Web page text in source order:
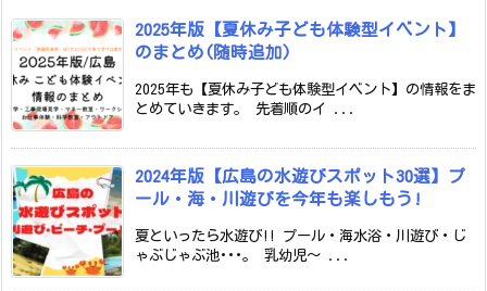
2025年版【夏休み子ども体験型イベント】
のまとめ(随時追加)
2025年も【夏休み子ども体験型イベント】の情報をま
とめていきます。 先着順のイ ...
2024年版【広島の水遊びスポット30選】プ
ール・海・川遊びを今年も楽しもう!
夏といったら水遊び!! プール・海水浴・川遊び・じ
ゃぶじゃぶ池･･･。 乳幼児～ ...